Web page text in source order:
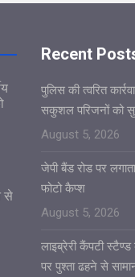
से
Recent
पुलिस की त्वरित
सकुशल परिजनों को
August 5, 2026
जेपी बैंड रोड पर
फोटो कैप्श
August 5, 2026
लाइब्रेरी कैंपटी
पर पुश्ता ढहने से